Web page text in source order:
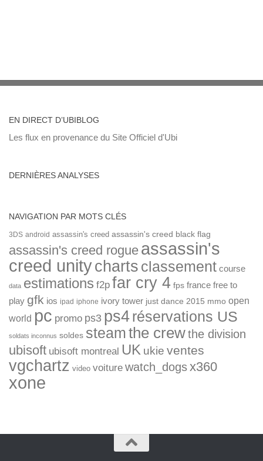
EN DIRECT D’UBIBLOG
Les flux en provenance du Site Officiel d'Ubi
DERNIÈRES ANALYSES
NAVIGATION PAR MOTS CLÉS
3DS android assassin's creed assassin's creed black flag
assassin's creed rogue assassin's
creed unitycharts classement course
data estimations f2p far cry 4 fps france free to
play gfk ios ipad iphone ivory tower just dance 2015 mmo open
world pc promo ps3 ps4réservations US
soldats inconnus soldes steamthe crewthe division
ubisoft ubisoft montreal UK ukie ventes
vgchartz video voiture watch_dogsx360
xone